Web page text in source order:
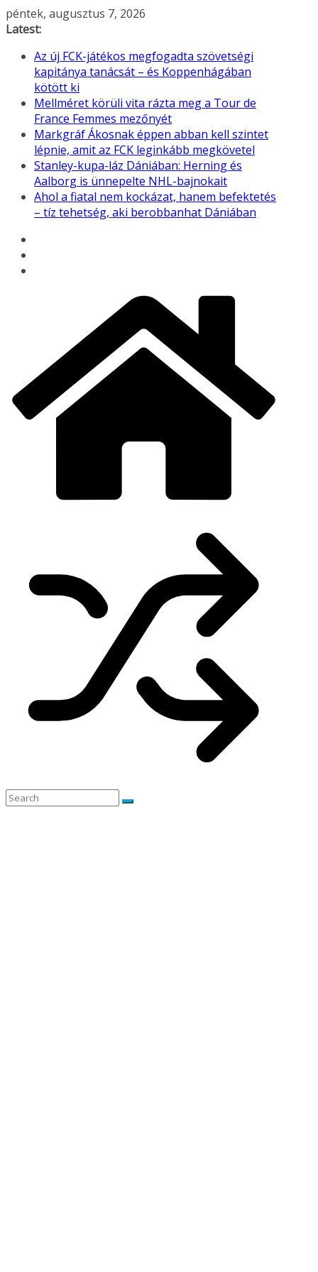
Skip
to
péntek, augusztus 7, 2026
Latest:
Az új FCK-játékos megfogadta szövetségi
kapitánya tanácsát – és Koppenhágában
kötött ki
Mellméret körüli vita rázta meg a Tour de
France Femmes mezőnyét
Markgráf Ákosnak éppen abban kell szintet
lépnie, amit az FCK leginkább megkövetel
Stanley-kupa-láz Dániában: Herning és
Aalborg is ünnepelte NHL-bajnokait
Ahol a fiatal nem kockázat, hanem befektetés
– tíz tehetség, aki berobbanhat Dániában